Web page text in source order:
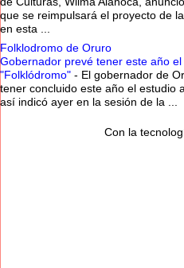
que se reimpulsará el proyecto de
en esta ...
Folklodromo de Oruro
Gobernador prevé tener este año
"Folklódromo" - El gobernador de
tener concluido este año el estudio
así indicó ayer en la sesión de la ...
Con la